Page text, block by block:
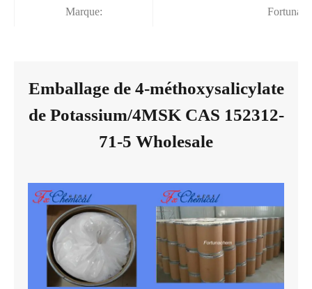
Marque:
Emballage de 4-méthoxysalicylate
de Potassium/4MSK CAS 152312-
71-5 Wholesale